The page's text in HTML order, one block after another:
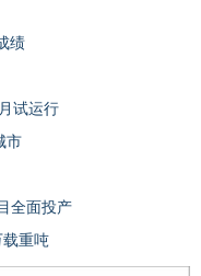
绩
试运行
市
全面投产
载重吨